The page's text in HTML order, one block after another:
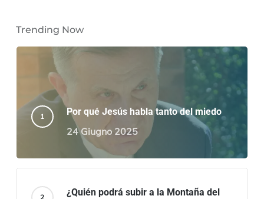
Trending Now
Por qué Jesús habla tanto del miedo
24 Giugno 2025
¿Quién podrá subir a la Montaña del